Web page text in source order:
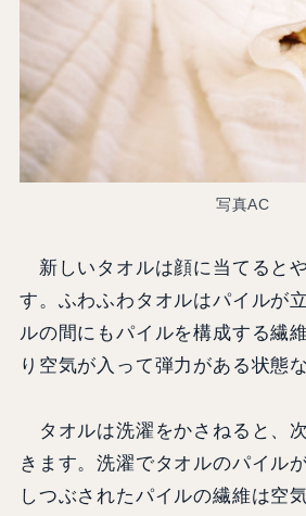
写真AC
新しいタオルは顔に当てると
す。ふわふわタオルはパイルが
ルの間にもパイルを構成する繊
り空気が入って弾力がある状態
タオルは洗濯をかさねると、
きます。洗濯でタオルのパイル
しつぶされたパイルの繊維は空